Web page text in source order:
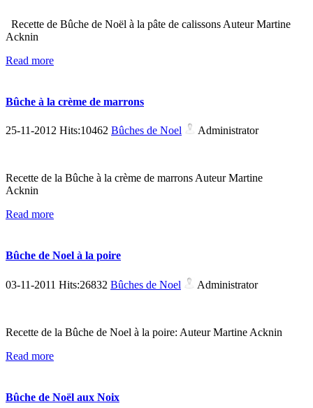
Recette de Bûche de Noël à la pâte de calissons Auteur Martine
Acknin
Read more
Bûche à la crème de marrons
25-11-2012 Hits:10462 Bûches de Noel Administrator
Recette de la Bûche à la crème de marrons Auteur Martine
Acknin
Read more
Bûche de Noel à la poire
03-11-2011 Hits:26832 Bûches de Noel Administrator
Recette de la Bûche de Noel à la poire: Auteur Martine Acknin
Read more
Bûche de Noël aux Noix